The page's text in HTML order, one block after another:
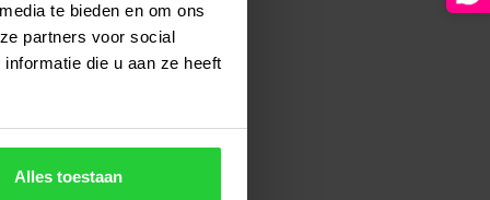
te bieden en om ons
partners voor social
die u aan ze heeft
Alles toestaan